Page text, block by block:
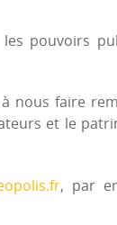
pouvoirs
nous faire
et le
, par